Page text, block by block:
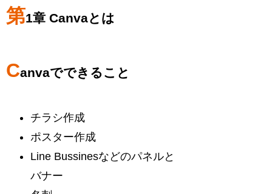
第1章 Canvaとは
Canvaでできること
チラシ作成
ポスター作成
Line Bussinesなどのパネルと
バナー